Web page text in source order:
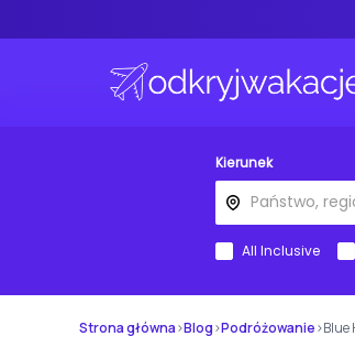
Kierunek
All Inclusive
Strona główna›Blog›Podróżowanie›Blue